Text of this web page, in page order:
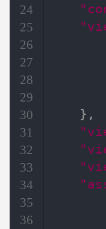
} ,
24
25
26
27
28
29
30
31
32
33
34
35
36